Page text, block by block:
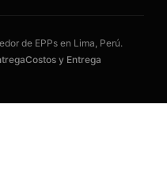
de EPPs en Lima, Perú.
Costos y Entrega